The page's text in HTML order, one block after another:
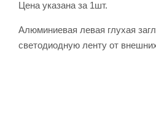
Цена указана за 1шт.
Алюминиевая левая глухая
светодиодную ленту от